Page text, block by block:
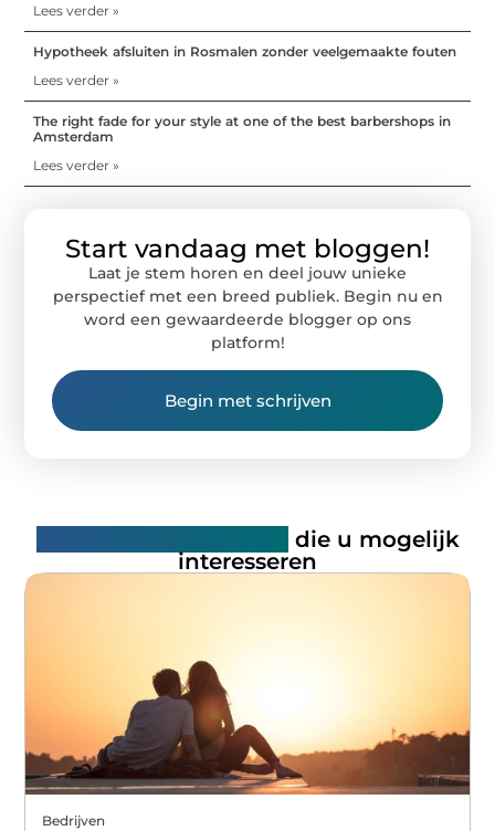
Lees verder »
Hypotheek afsluiten in Rosmalen zonder veelgemaakte fouten
Lees verder »
The right fade for your style at one of the best barbershops in
Amsterdam
Lees verder »
Start vandaag met bloggen!
Laat je stem horen en deel jouw unieke
perspectief met een breed publiek. Begin nu en
word een gewaardeerde blogger op ons
platform!
Begin met schrijven
die u mogelijk
interesseren
Bedrijven